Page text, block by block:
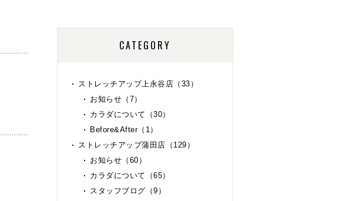
CATEGORY
ストレッチアップ上永谷店（33）
お知らせ（7）
カラダについて（30）
Before&After（1）
ストレッチアップ蒲田店（129）
お知らせ（60）
カラダについて（65）
スタッフブログ（9）